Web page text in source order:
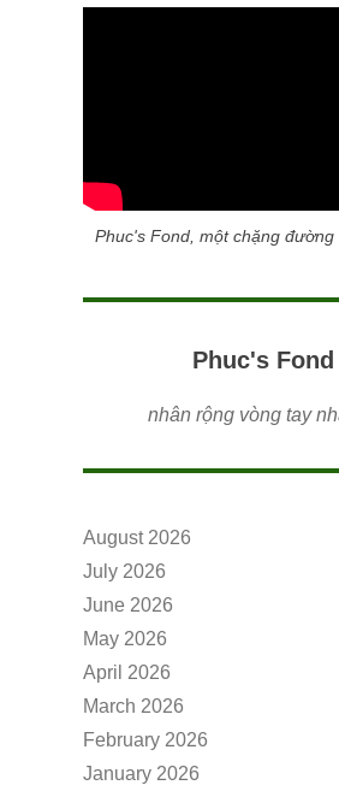
Phuc's Fond, một chặng đường
Phuc's Fond
nhân rộng vòng tay
August 2026
July 2026
June 2026
May 2026
April 2026
March 2026
February 2026
January 2026